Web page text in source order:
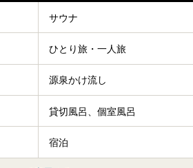
サウナ
ひとり旅・一人旅
源泉かけ流し
貸切風呂、個室風呂
宿泊